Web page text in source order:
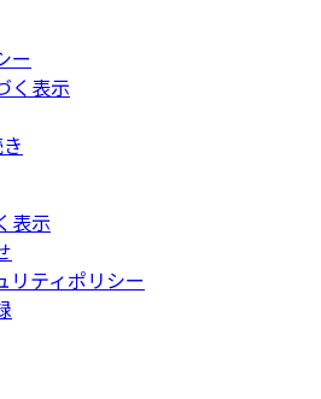
ー
く表示
表示
リティポリシー